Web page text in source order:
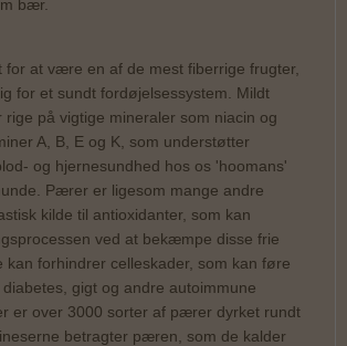
bær.
for at være en af de mest fiberrige frugter,
for et sundt fordøjelsessystem. Mildt
på vigtige mineraler som niacin og
A, B, E og K, som understøtter
og hjernesundhed hos os 'hoomans'
Pærer er ligesom mange andre
kilde til antioxidanter, som kan
ved at bekæmpe disse frie
kan forhindrer celleskader, som kan føre
gigt og andre autoimmune
er over 3000 sorter af pærer dyrket rundt
betragter pæren, som de kalder